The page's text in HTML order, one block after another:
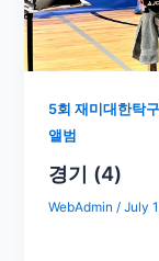
5회 재미대한탁
앨범
경기 (4)
WebAdmin /July